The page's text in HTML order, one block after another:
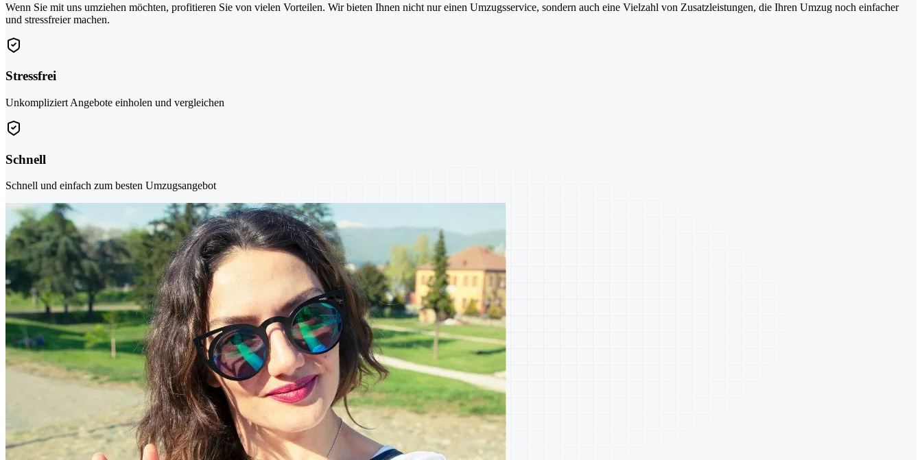
Wenn Sie mit uns umziehen möchten, profitieren Sie von vielen Vorteilen. Wir bieten Ihnen nicht nur einen Umzugsservice, sondern auch eine Vielzahl von Zusatzleistungen, die Ihren Umzug noch einfacher
und stressfreier machen.
Stressfrei
Unkompliziert Angebote einholen und vergleichen
Schnell
Schnell und einfach zum besten Umzugsangebot